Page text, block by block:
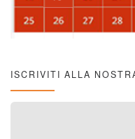
ISCRIVITI ALLA